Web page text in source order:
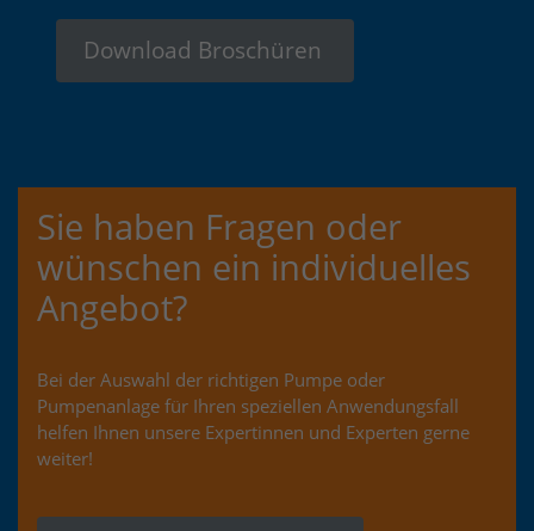
Download Broschüren
Sie haben Fragen oder
wünschen ein individuelles
Angebot?
Bei der Auswahl der richtigen Pumpe oder
Pumpenanlage für Ihren speziellen Anwendungsfall
helfen Ihnen unsere Expertinnen und Experten gerne
weiter!